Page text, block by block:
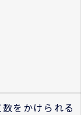
をかけられる